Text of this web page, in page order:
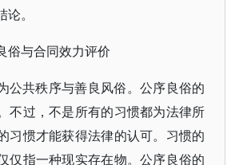
。
俗与合同效力评价
公共秩序与善良风俗。公序良俗的
不过，不是所有的习惯都为法律所
习惯才能获得法律的认可。习惯的
仅指一种现实存在物。公序良俗的